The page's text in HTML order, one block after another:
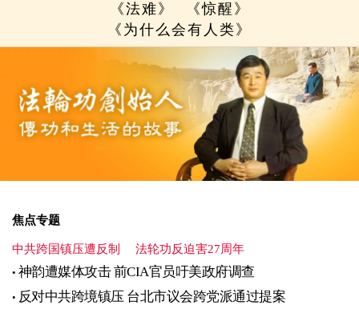
《法难》
《惊醒》
《为什么会有人类》
焦点专题
中共跨国镇压遭反制 法轮功反迫害27周年
神韵遭媒体攻击 前CIA官员吁美政府调查
反对中共跨境镇压 台北市议会跨党派通过提案